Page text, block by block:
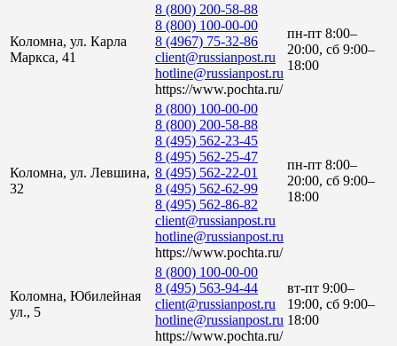
Коломна, ул. Карла
Маркса, 41
8 (800) 200-58-88
8 (800) 100-00-00
8 (4967) 75-32-86
client@russianpost.ru
hotline@russianpost.ru
https://www.pochta.ru/
пн-пт 8:00–
20:00, сб 9:00–
18:00
Коломна, ул. Левшина,
32
8 (800) 100-00-00
8 (800) 200-58-88
8 (495) 562-23-45
8 (495) 562-25-47
8 (495) 562-22-01
8 (495) 562-62-99
8 (495) 562-86-82
client@russianpost.ru
hotline@russianpost.ru
https://www.pochta.ru/
пн-пт 8:00–
20:00, сб 9:00–
18:00
Коломна, Юбилейная
ул., 5
8 (800) 100-00-00
8 (495) 563-94-44
client@russianpost.ru
hotline@russianpost.ru
https://www.pochta.ru/
вт-пт 9:00–
19:00, сб 9:00–
18:00